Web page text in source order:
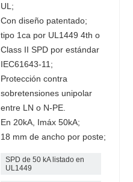
UL;
Con diseño patentado;
tipo 1ca por UL1449 4th o
Class II SPD por estándar
IEC61643-11;
Protección contra
sobretensiones unipolar
entre LN o N-PE.
En 20kA, Imáx 50kA;
18 mm de ancho por poste;
SPD de 50 kA listado en
UL1449